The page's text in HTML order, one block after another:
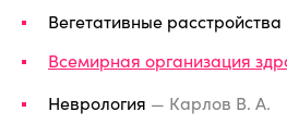
Вегетативные расстройства
Всемирная организация
Неврология — Карлов В. А.